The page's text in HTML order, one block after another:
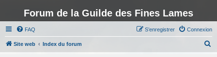
Forum de la Guilde des Fines Lames
FAQ Connexion
S’enregistrer
Site web Index du forum